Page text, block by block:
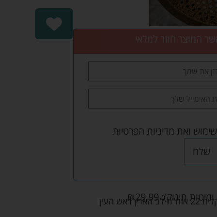
המוצר חוזר למלאי
ואת מדיניות הפרטיות
שלח
תינוק): ₪29.99 העין